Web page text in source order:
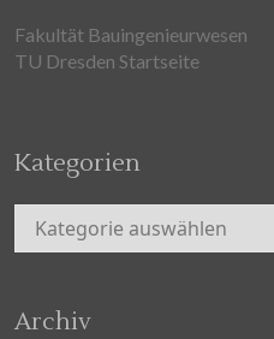
Fakultät Bauingenieurwesen
TU Dresden Startseite
Kategorien
Kategorien
Archiv